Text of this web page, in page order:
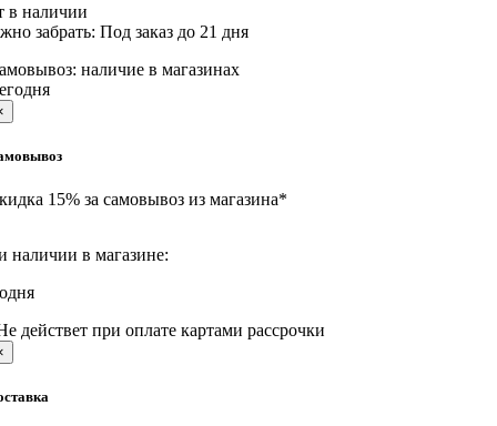
в наличии
забрать: Под заказ до 21 дня
наличие в магазинах
15% за самовывоз из магазина*
наличии в магазине:
действет при оплате картами рассрочки